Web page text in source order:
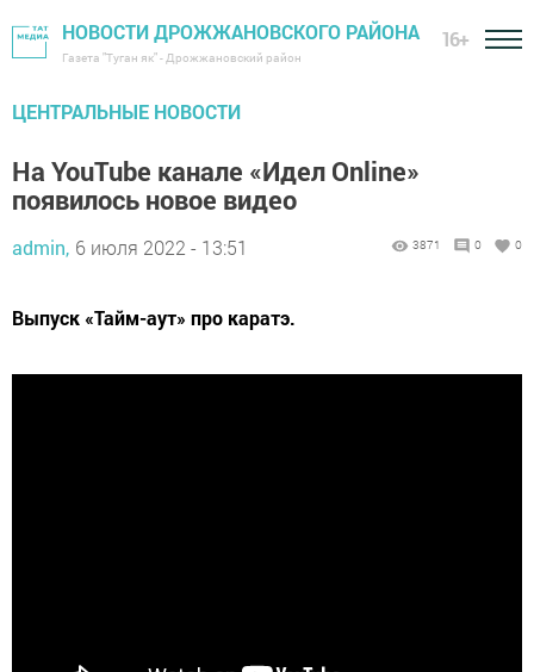
НОВОСТИ ДРОЖЖАНОВСКОГО РАЙОНА
Газета "Туган як" - Дрожжановский район
16+
ЦЕНТРАЛЬНЫЕ НОВОСТИ
На YouTube канале «Идел Online»
появилось новое видео
admin, 6 июля 2022 - 13:51 3871 0 0
Выпуск «Тайм-аут» про каратэ.